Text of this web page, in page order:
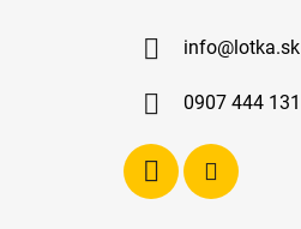
info@lotka.sk
0907 444 131